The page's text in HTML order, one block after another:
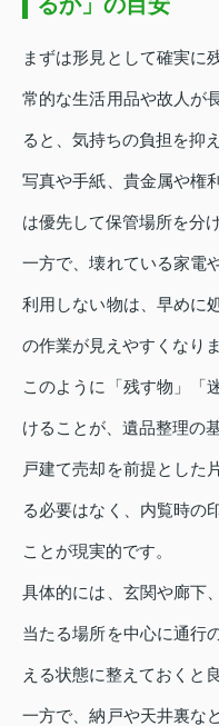
まずは形見として確実に
常的な生活用品や故人が
ると、気持ちの負担を抑
写真や手紙、貴金属や権
は優先して保管場所を分
一方で、壊れている家電
利用しない物は、早めに
の作業が見えやすくなりま
このように「残す物」「
けることが、遺品整理の
戸建て売却を前提とした
る必要はなく、内覧時の
ことが現実的です。
具体的には、玄関や廊下
当たる場所を中心に通行
える状態に整えておくと
一方で、納戸や天井裏な